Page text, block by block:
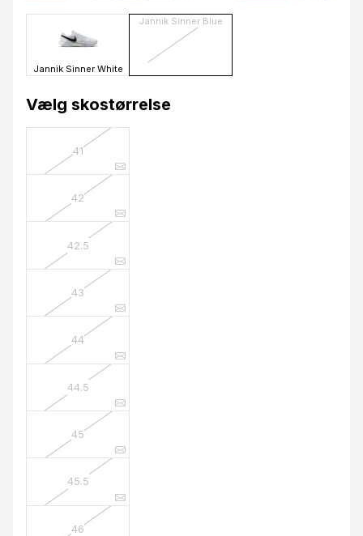
Jannik Sinner White
Jannik Sinner Blue
Vælg skostørrelse
41
42
42.5
43
44
44.5
45
45.5
46